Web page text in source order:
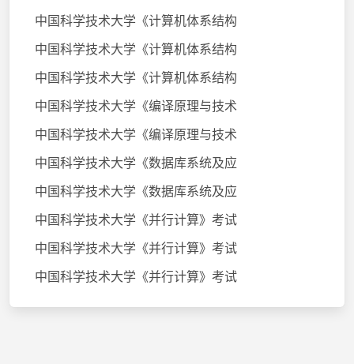
中国科学技术大学《计算机体系结构
中国科学技术大学《计算机体系结构
中国科学技术大学《计算机体系结构
中国科学技术大学《编译原理与技术
中国科学技术大学《编译原理与技术
中国科学技术大学《数据库系统及应
中国科学技术大学《数据库系统及应
中国科学技术大学《并行计算》考试
中国科学技术大学《并行计算》考试
中国科学技术大学《并行计算》考试